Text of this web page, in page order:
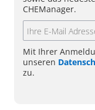
CHEManager.
Mit Ihrer
unseren
zu.